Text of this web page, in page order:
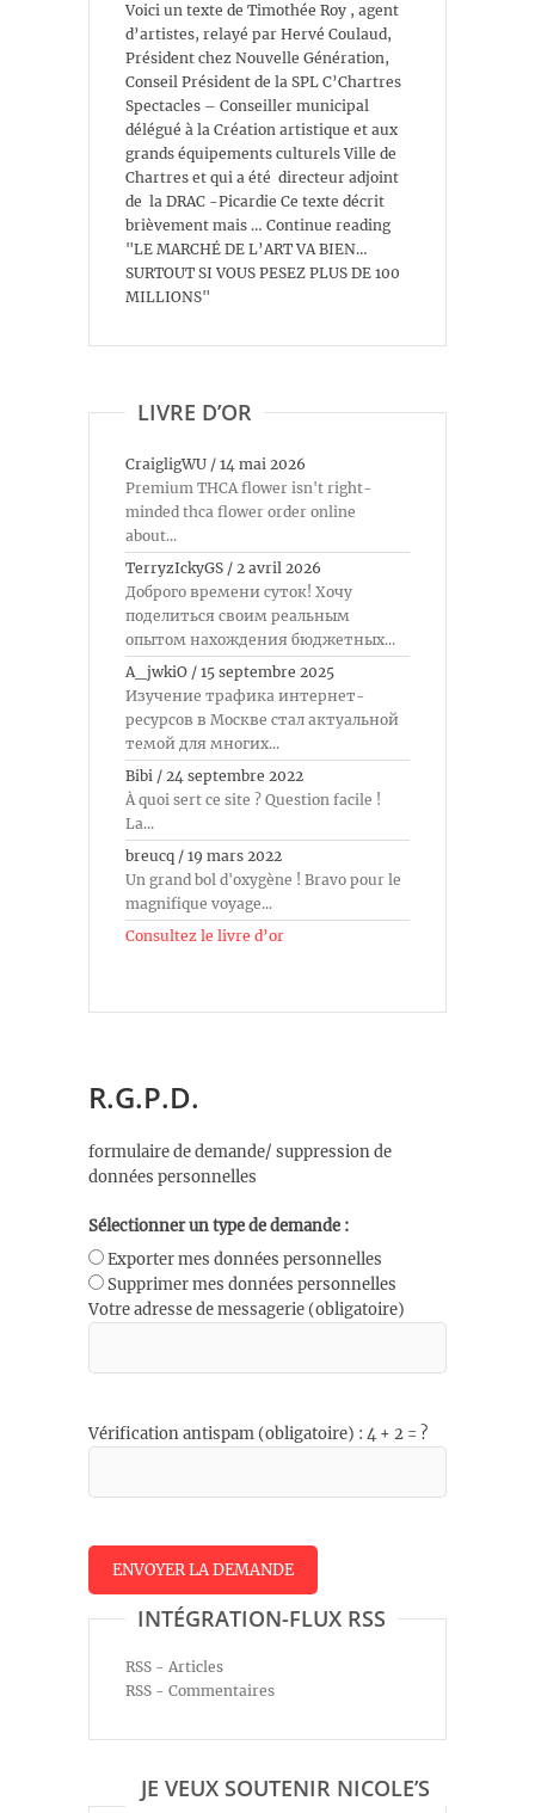
Voici un texte de Timothée Roy , agent
d’artistes, relayé par Hervé Coulaud,
Président chez Nouvelle Génération,
Conseil Président de la SPL C’Chartres
Spectacles – Conseiller municipal
délégué à la Création artistique et aux
grands équipements culturels Ville de
Chartres et qui a été directeur adjoint
de la DRAC -Picardie Ce texte décrit
brièvement mais … Continue reading
"LE MARCHÉ DE L’ART VA BIEN…
SURTOUT SI VOUS PESEZ PLUS DE 100
MILLIONS"
LIVRE D’OR
CraigligWU / 14 mai 2026
Premium THCA flower isn't right-
minded thca flower order online
about...
TerryzIckyGS / 2 avril 2026
Доброго времени суток! Хочу
поделиться своим реальным
опытом нахождения бюджетных...
A_jwkiO / 15 septembre 2025
Изучение трафика интернет-
ресурсов в Москве стал актуальной
темой для многих...
Bibi / 24 septembre 2022
À quoi sert ce site ? Question facile !
La...
breucq / 19 mars 2022
Un grand bol d'oxygène ! Bravo pour le
magnifique voyage...
Consultez le livre d’or
R.G.P.D.
formulaire de demande/ suppression de
données personnelles
Sélectionner un type de demande :
Exporter mes données personnelles
Supprimer mes données personnelles
Votre adresse de messagerie (obligatoire)
Vérification antispam (obligatoire) : 4 + 2 = ?
INTÉGRATION-FLUX RSS
RSS - Articles
RSS - Commentaires
JE VEUX SOUTENIR NICOLE’S